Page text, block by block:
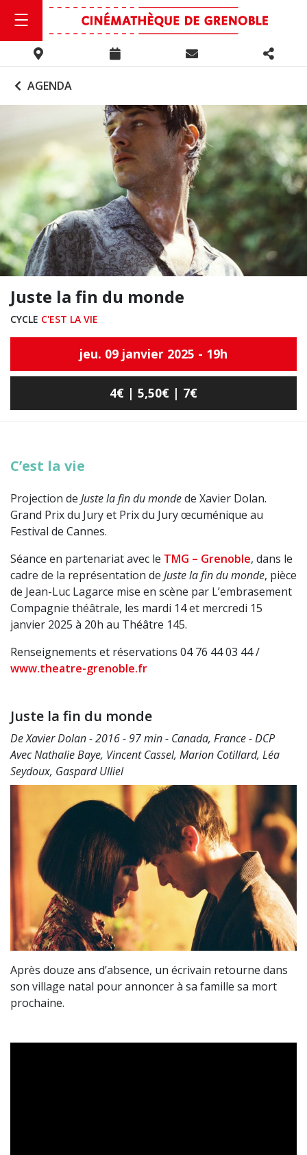
AGENDA
Juste la fin du monde
CYCLE C'EST LA VIE
jeu. 09 janvier 2025 - 19h
4€ | 5,50€ | 7€
C’est la vie
Projection de Juste la fin du mondede Xavier Dolan.
Grand Prix du Jury et Prix du Jury œcuménique au
Festival de Cannes.
Séance en partenariat avec le TMG – Grenoble, dans le
cadre de la représentation de Juste la fin du monde, pièce
de Jean-Luc Lagarce mise en scène par L’embrasement
Compagnie théâtrale, les mardi 14 et mercredi 15
janvier 2025 à 20h au Théâtre 145.
Renseignements et réservations 04 76 44 03 44 /
www.theatre-grenoble.fr
Juste la fin du monde
De Xavier Dolan - 2016 - 97 min - Canada, France - DCP
Avec Nathalie Baye, Vincent Cassel, Marion Cotillard, Léa
Seydoux, Gaspard Ulliel
Après douze ans d’absence, un écrivain retourne dans
son village natal pour annoncer à sa famille sa mort
prochaine.